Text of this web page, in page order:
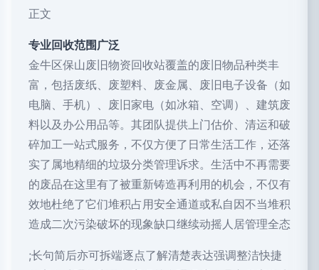
正文
专业回收范围广泛
金牛区保山废旧物资回收站覆盖的废旧物品种类丰
富，包括废纸、废塑料、废金属、废旧电子设备（如
电脑、手机）、废旧家电（如冰箱、空调）、建筑废
料以及办公用品等。其团队提供上门估价、清运和破
碎加工一站式服务，不仅方便了日常生活工作，还落
实了属地精细的垃圾分类管理诉求。生活中不再需要
的废品在这里有了被重新铸造再利用的机会，不仅有
效地杜绝了它们堆积占用安全通道或私自因不当堆积
造成二次污染破坏的现象缺口继续动摇人居管理全态
;长句简后亦可拆端逐点了解清楚表达强调整洁快捷